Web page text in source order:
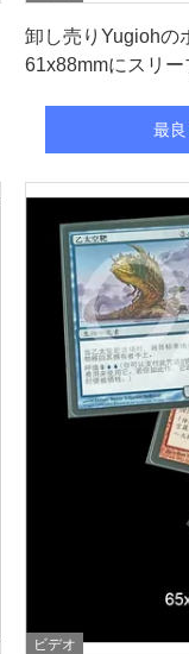
卸し売りYugiohの
61x88mmにスリ
最
ビデオ